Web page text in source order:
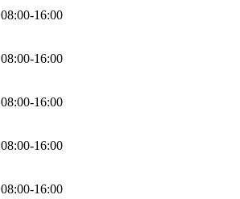
08:00-16:00
08:00-16:00
08:00-16:00
08:00-16:00
08:00-16:00